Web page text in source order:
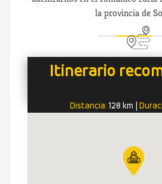
la provincia de
Itinerario
Distancia: 128 km